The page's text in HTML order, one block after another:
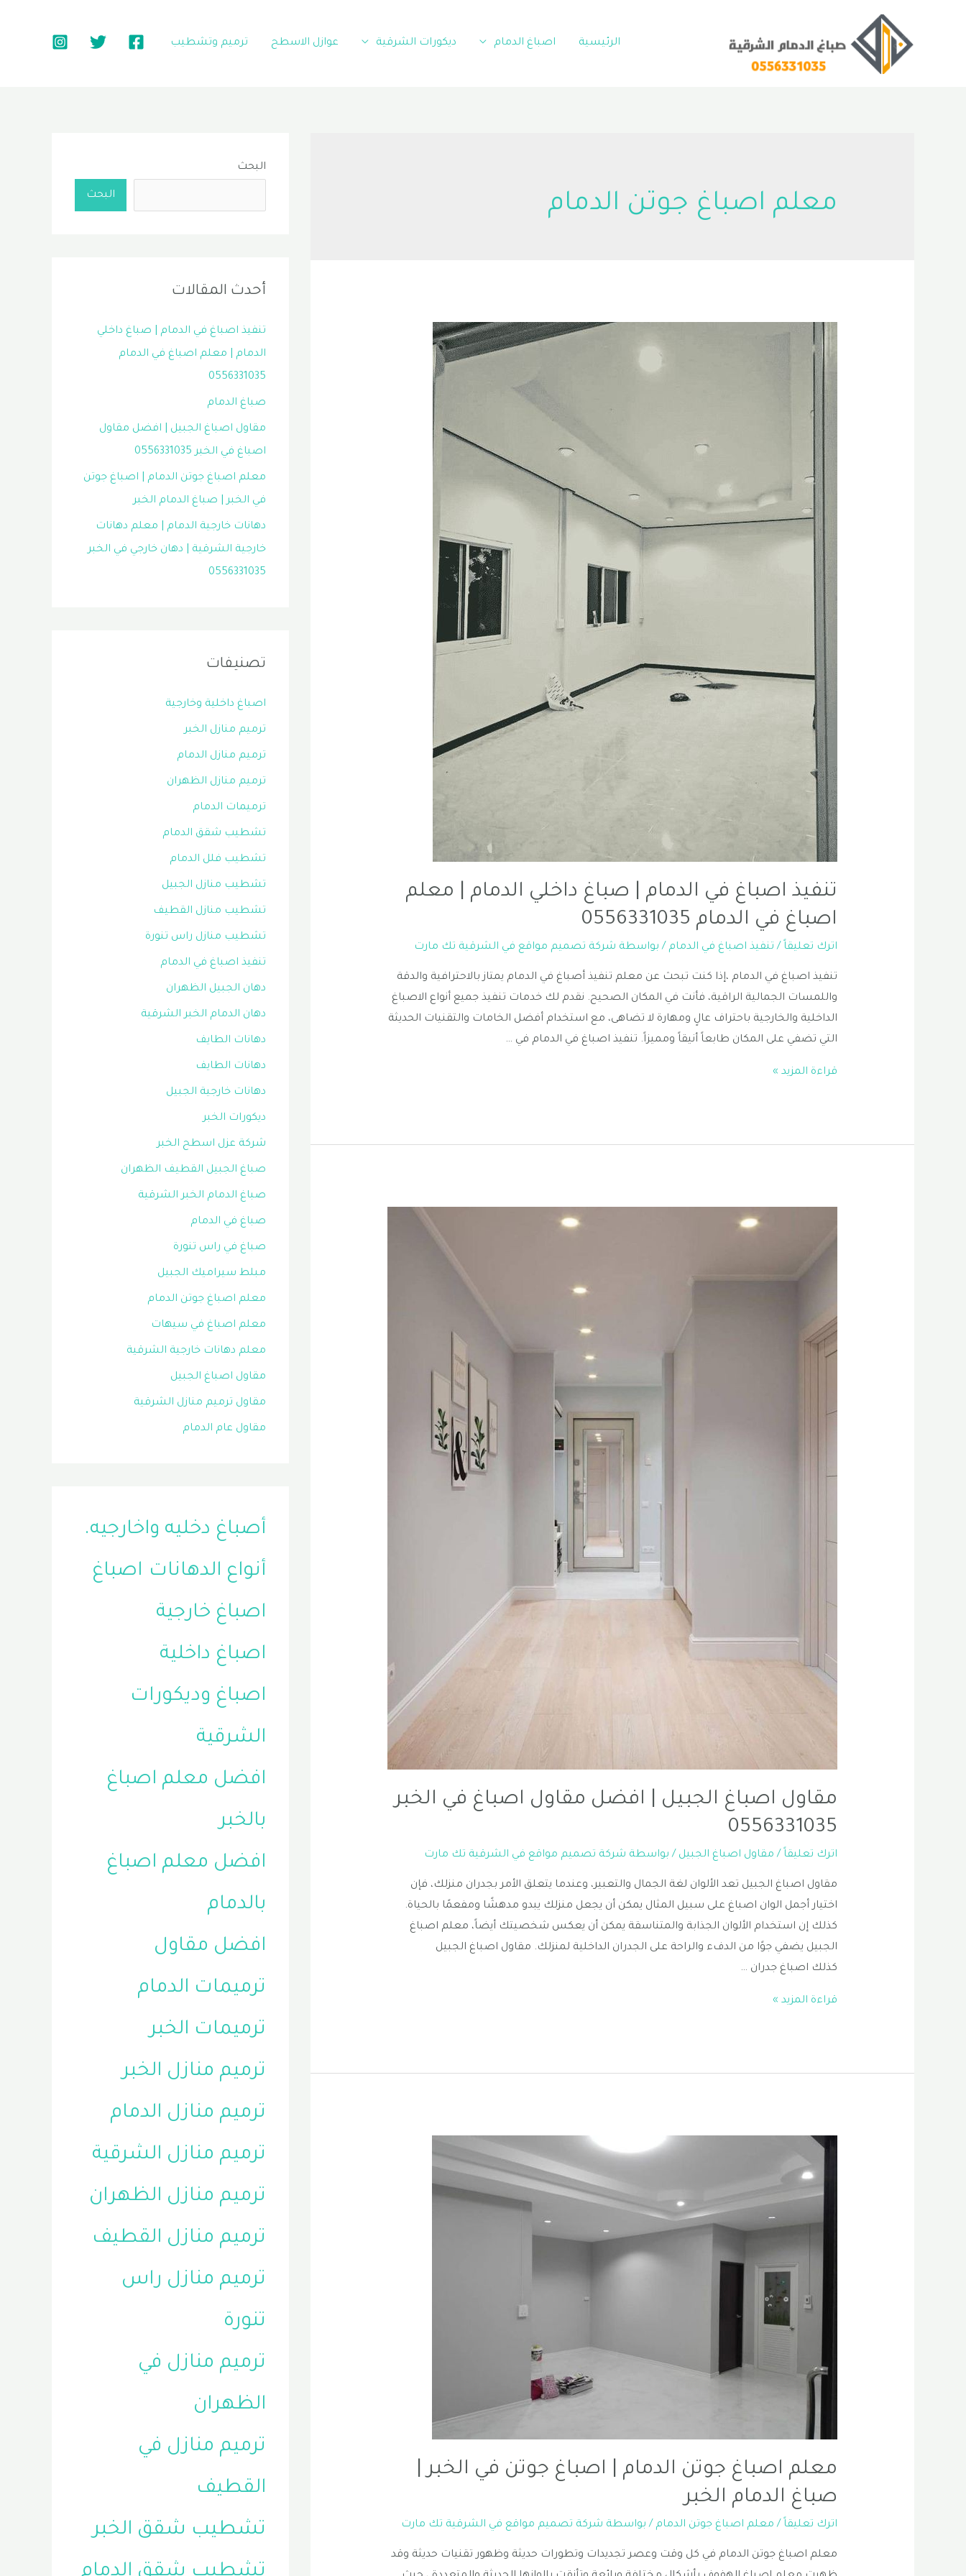
الرئيسية اصباغ الدمام ديكورات الشرقية عوازل الاسطح ترميم وتشطيب
معلم اصباغ جوتن الدمام
تنفيذ اصباغ في الدمام | صباغ داخلي الدمام | معلم
اصباغ في الدمام 0556331035
اترك تعليقاً / تنفيذ اصباغ في الدمام / بواسطة شركة تصميم مواقع في الشرقية تك مارت
تنفيذ اصباغ في الدمام ،إذا كنت تبحث عن معلم تنفيذ أصباغ في الدمام يمتاز بالاحترافية والدقة
واللمسات الجمالية الراقية، فأنت في المكان الصحيح. نقدم لك خدمات تنفيذ جميع أنواع الاصباغ
الداخلية والخارجية باحتراف عالٍ ومهارة لا تضاهى، مع استخدام أفضل الخامات والتقنيات الحديثة
التي تضفي على المكان طابعاً أنيقاً ومميزاً. تنفيذ اصباغ في الدمام في …
تنفيذ
معلم
الدمام
0556331035
قراءة المزيد »
مقاول اصباغ الجبيل | افضل مقاول اصباغ في الخبر
0556331035
اترك تعليقاً / مقاول اصباغ الجبيل / بواسطة شركة تصميم مواقع في الشرقية تك مارت
مقاول اصباغ الجبيل تعد الألوان لغة الجمال والتعبير، وعندما يتعلق الأمر بجدران منزلك، فإن
اختيار أجمل الوان اصباغ على سبيل المثال يمكن أن يجعل منزلك يبدو مدهشًا ومفعمًا بالحياة.
كذلك إن استخدام الألوان الجذابة والمتناسقة يمكن أن يعكس شخصيتك أيضاً، معلم اصباغ
الجبيل يضفي جوًا من الدفء والراحة على الجدران الداخلية لمنزلك. مقاول اصباغ الجبيل
كذلك اصباغ جدران …
مقاول
في
قراءة المزيد »
معلم اصباغ جوتن الدمام | اصباغ جوتن في الخبر |
صباغ الدمام الخبر
اترك تعليقاً / معلم اصباغ جوتن الدمام / بواسطة شركة تصميم مواقع في الشرقية تك مارت
معلم اصباغ جوتن الدمام في كل وقت وعصر تجديدات وتطورات حديثة وظهور تقنيات حديثة وقد
البحث
البحث
أحدث المقالات
تنفيذ اصباغ في الدمام | صباغ داخلي
الدمام | معلم اصباغ في الدمام
0556331035
صباغ الدمام
مقاول اصباغ الجبيل | افضل مقاول
اصباغ في الخبر 0556331035
معلم اصباغ جوتن الدمام | اصباغ جوتن
في الخبر | صباغ الدمام الخبر
دهانات خارجية الدمام | معلم دهانات
خارجية الشرقية | دهان خارجي في الخبر
0556331035
تصنيفات
اصباغ داخلية وخارجية
ترميم منازل الخبر
ترميم منازل الدمام
ترميم منازل الظهران
ترميمات الدمام
تشطيب شقق الدمام
تشطيب فلل الدمام
تشطيب منازل الجبيل
تشطيب منازل القطيف
تشطيب منازل راس تنورة
تنفيذ اصباغ في الدمام
دهان الجبيل الظهران
دهان الدمام الخبر الشرقية
دهانات الطايف
دهانات الطايف
دهانات خارجية الجبيل
ديكورات الخبر
شركة عزل اسطح الخبر
صباغ الجبيل القطيف الظهران
صباغ الدمام الخبر الشرقية
صباغ في الدمام
صباغ في راس تنورة
مبلط سيراميك الجبيل
معلم اصباغ جوتن الدمام
معلم اصباغ في سيهات
معلم دهانات خارجية الشرقية
مقاول اصباغ الجبيل
مقاول ترميم منازل الشرقية
مقاول عام الدمام
أصباغ دخليه واخارجيه.
أنواع الدهانات اصباغ
اصباغ خارجية
اصباغ داخلية
اصباغ وديكورات
الشرقية
افضل معلم اصباغ
بالخبر
افضل معلم اصباغ
بالدمام
افضل مقاول
ترميمات الدمام
ترميمات الخبر
ترميم منازل الخبر
ترميم منازل الدمام
ترميم منازل الشرقية
ترميم منازل الظهران
ترميم منازل القطيف
ترميم منازل راس
تنورة
ترميم منازل في
الظهران
ترميم منازل في
القطيف
تشطيب شقق الخبر